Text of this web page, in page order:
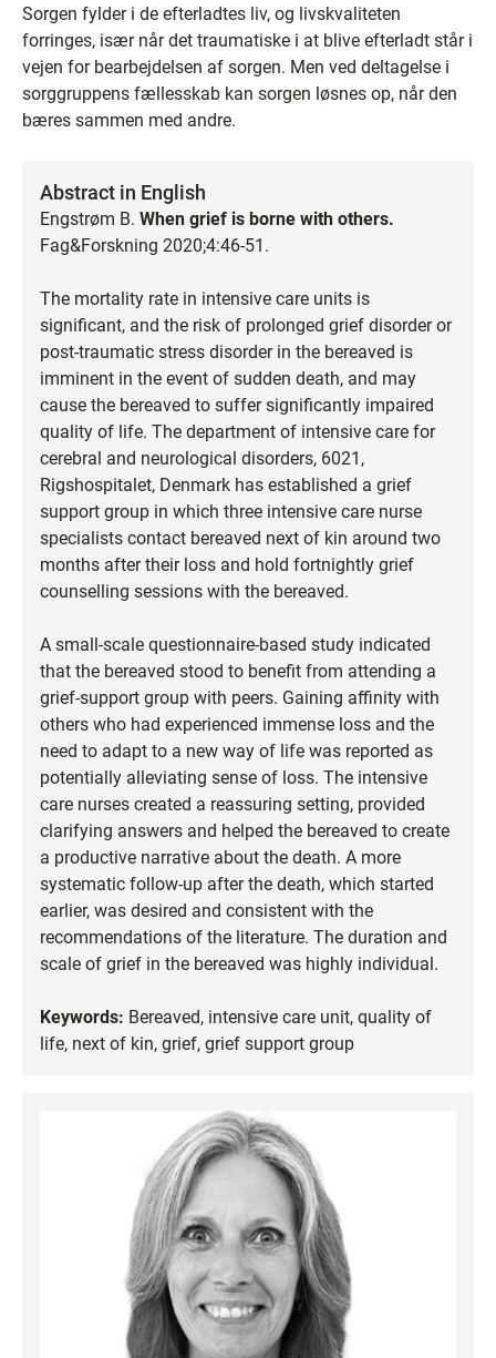
Sorgen fylder i de efterladtes liv, og livskvaliteten
forringes, især når det traumatiske i at blive efterladt står i
vejen for bearbejdelsen af sorgen. Men ved deltagelse i
sorggruppens fællesskab kan sorgen løsnes op, når den
bæres sammen med andre.
Abstract in English
Engstrøm B. When grief is borne with others.
Fag&Forskning 2020;4:46-51.
The mortality rate in intensive care units is
significant, and the risk of prolonged grief disorder or
post-traumatic stress disorder in the bereaved is
imminent in the event of sudden death, and may
cause the bereaved to suffer significantly impaired
quality of life. The department of intensive care for
cerebral and neurological disorders, 6021,
Rigshospitalet, Denmark has established a grief
support group in which three intensive care nurse
specialists contact bereaved next of kin around two
months after their loss and hold fortnightly grief
counselling sessions with the bereaved.
A small-scale questionnaire-based study indicated
that the bereaved stood to benefit from attending a
grief-support group with peers. Gaining affinity with
others who had experienced immense loss and the
need to adapt to a new way of life was reported as
potentially alleviating sense of loss. The intensive
care nurses created a reassuring setting, provided
clarifying answers and helped the bereaved to create
a productive narrative about the death. A more
systematic follow-up after the death, which started
earlier, was desired and consistent with the
recommendations of the literature. The duration and
scale of grief in the bereaved was highly individual.
Keywords: Bereaved, intensive care unit, quality of
life, next of kin, grief, grief support group